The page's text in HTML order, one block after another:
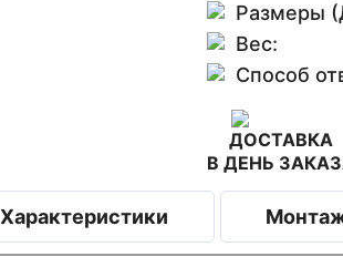
Размеры
Вес:
Способ
ДОСТАВКА
В ДЕНЬ
Характеристики